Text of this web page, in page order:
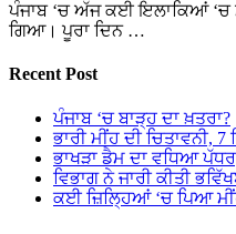
ਪੰਜਾਬ ‘ਚ ਅੱਜ ਕਈ ਇਲਾਕਿਆਂ ‘ਚ
ਗਿਆ। ਪੂਰਾ ਦਿਨ …
Recent Post
ਪੰਜਾਬ ‘ਚ ਬਾੜ੍ਹ ਦਾ ਖ਼ਤਰਾ?
ਭਾਰੀ ਮੀਂਹ ਦੀ ਚਿਤਾਵਨੀ,
ਭਾਖੜਾ ਡੈਮ ਦਾ ਵਧਿਆ
ਵਿਭਾਗ ਨੇ ਜਾਰੀ ਕੀਤੀ
ਕਈ ਜ਼ਿਲ੍ਹਿਆਂ ‘ਚ ਪਿਆ